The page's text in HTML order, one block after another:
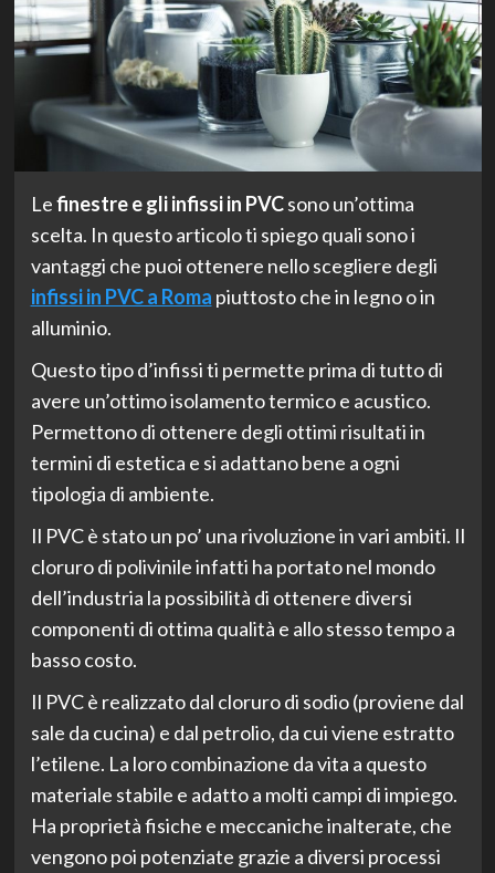
Lefinestre e gli infissi in PVCsono un’ottima
scelta. In questo articolo ti spiego quali sono i
vantaggi che puoi ottenere nello scegliere degli
infissi in PVC a Roma piuttosto che in legno o in
alluminio.
Questo tipo d’infissi ti permette prima di tutto di
avere un’ottimo isolamento termico e acustico.
Permettono di ottenere degli ottimi risultati in
termini di estetica e si adattano bene a ogni
tipologia di ambiente.
Il PVC è stato un po’ una rivoluzione in vari ambiti. Il
cloruro di polivinile infatti ha portato nel mondo
dell’industria la possibilità di ottenere diversi
componenti di ottima qualità e allo stesso tempo a
basso costo.
Il PVC è realizzato dal cloruro di sodio (proviene dal
sale da cucina) e dal petrolio, da cui viene estratto
l’etilene. La loro combinazione da vita a questo
materiale stabile e adatto a molti campi di impiego.
Ha proprietà fisiche e meccaniche inalterate, che
vengono poi potenziate grazie a diversi processi